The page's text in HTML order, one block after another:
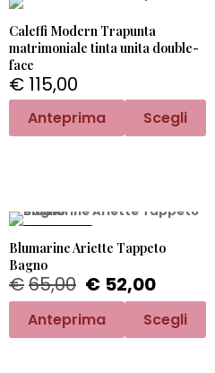
Caleffi Modern Trapunta
matrimoniale tinta unita double-
face
€ 115,00
Anteprima Scegli
Blumarine Ariette Tappeto
Bagno
€65,00 € 52,00
Anteprima Scegli